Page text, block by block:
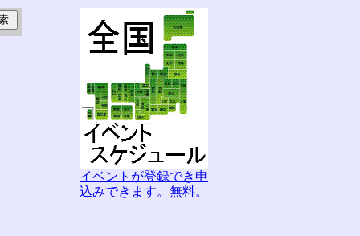
イベントが登録でき申
込みできます。無料。